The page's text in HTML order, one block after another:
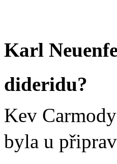
Karl
dideridu?
Kev
byla u